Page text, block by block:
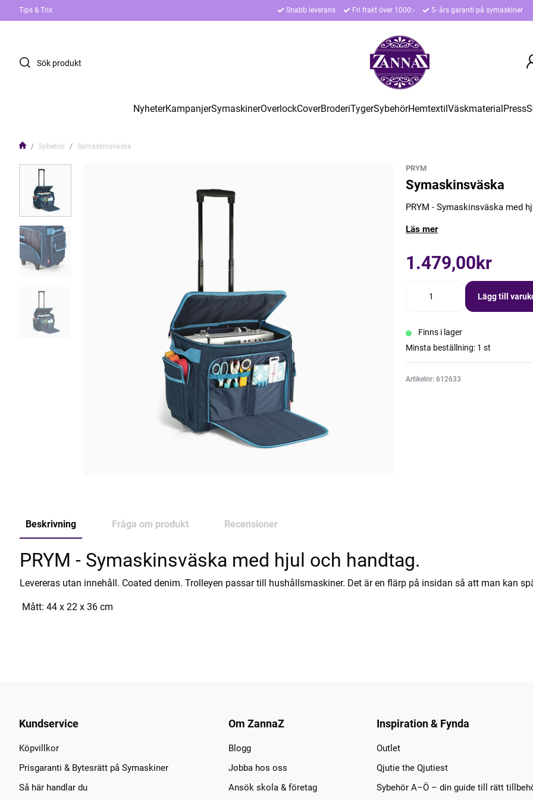
Tips & Trix Snabb leverans Fri frakt över 1000:- 5- års garanti på symaskiner
NyheterKampanjerSymaskinerOverlockCoverBroderiTygerSybehörHemtextilVäskmaterialPress
Sybehör Symaskinsväska
PRYM
Symaskinsväska
PRYM - Symaskinsväska med
Läs mer
1.479,00kr
Lägg till
Finns i lager
Minsta beställning: 1 st
Artikelnr: 612633
Beskrivning Fråga om produkt Recensioner
PRYM - Symaskinsväska med hjul och handtag.
Levereras utan innehåll. Coated denim. Trolleyen passar till hushållsmaskiner. Det är en flärp på insidan så att man kan
Mått: 44 x 22 x 36 cm
Kundservice
Köpvillkor
Prisgaranti & Bytesrätt på Symaskiner
Så här handlar du
Om ZannaZ
Blogg
Jobba hos oss
Ansök skola & företag
Inspiration & Fynda
Outlet
Qjutie the Qjutiest
Sybehör A–Ö – din guide till rätt